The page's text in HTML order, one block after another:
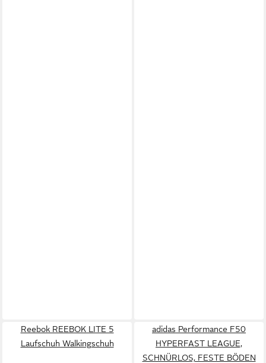
Reebok REEBOK LITE 5
Laufschuh Walkingschuh
adidas Performance F50
HYPERFAST LEAGUE,
SCHNÜRLOS, FESTE BÖDEN